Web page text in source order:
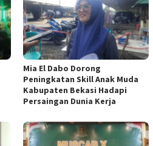
Mia El Dabo Dorong
Peningkatan Skill Anak Muda
Kabupaten Bekasi Hadapi
Persaingan Dunia Kerja